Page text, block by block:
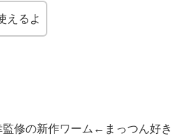
えるよ
監修の新作ワーム←まっつん好き